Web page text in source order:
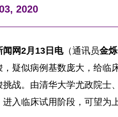
2020
闻网2月13日电（通讯员金烁
，疑似病例基数庞大，给临
挑战。由清华大学尤政院士
进入临床试用阶段，可望为